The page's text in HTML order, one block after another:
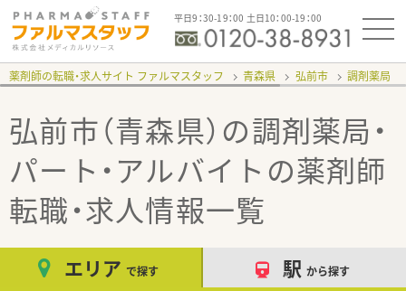
平日9：30-19：00 土日10：00-19：00
薬剤師の転職・求人サイト ファルマスタッフ 青森県 弘前市 調剤薬局
弘前市（青森県）の調剤薬局・
パート・アルバイト の薬剤師
転職・求人情報一覧
エリア で探す 駅 から探す